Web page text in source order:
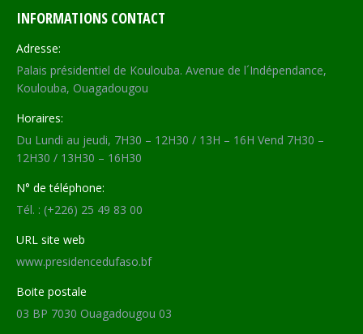
INFORMATIONS CONTACT
Adresse:
Palais présidentiel de Koulouba. Avenue de l´Indépendance,
Koulouba, Ouagadougou
Horaires:
Du Lundi au jeudi, 7H30 – 12H30 / 13H – 16H Vend 7H30 –
12H30 / 13H30 – 16H30
N° de téléphone:
Tél. : (+226) 25 49 83 00
URL site web
www.presidencedufaso.bf
Boite postale
03 BP 7030 Ouagadougou 03